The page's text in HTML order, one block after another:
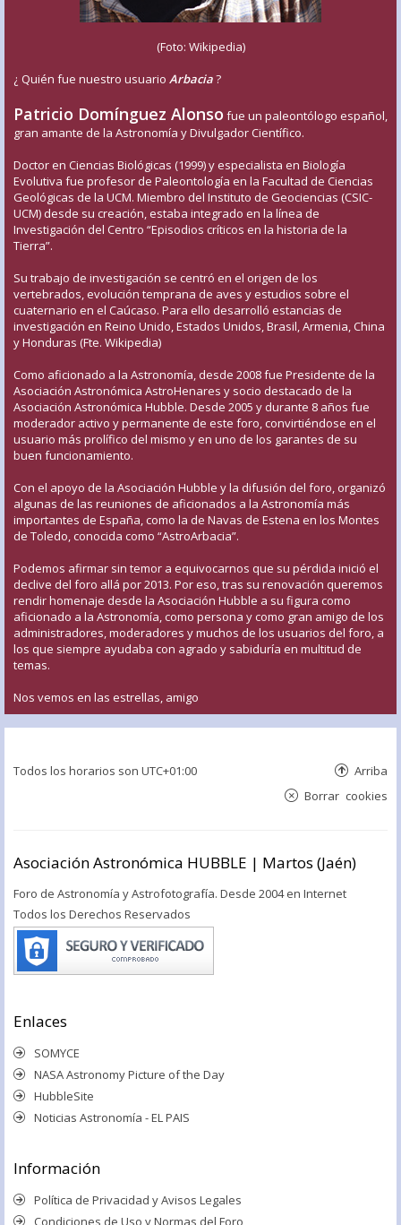
(Foto: Wikipedia)
¿ Quién fue nuestro usuario Arbacia?
Patricio Domínguez Alonso fue un paleontólogo español,
gran amante de la Astronomía y Divulgador Científico.
Doctor en Ciencias Biológicas (1999) y especialista en Biología
Evolutiva fue profesor de Paleontología en la Facultad de Ciencias
Geológicas de la UCM. Miembro del Instituto de Geociencias (CSIC-
UCM) desde su creación, estaba integrado en la línea de
Investigación del Centro “Episodios críticos en la historia de la
Tierra”.
Su trabajo de investigación se centró en el origen de los
vertebrados, evolución temprana de aves y estudios sobre el
cuaternario en el Caúcaso. Para ello desarrolló estancias de
investigación en Reino Unido, Estados Unidos, Brasil, Armenia, China
y Honduras (Fte. Wikipedia)
Como aficionado a la Astronomía, desde 2008 fue Presidente de la
Asociación Astronómica AstroHenares y socio destacado de la
Asociación Astronómica Hubble. Desde 2005 y durante 8 años fue
moderador activo y permanente de este foro, convirtiéndose en el
usuario más prolífico del mismo y en uno de los garantes de su
buen funcionamiento.
Con el apoyo de la Asociación Hubble y la difusión del foro, organizó
algunas de las reuniones de aficionados a la Astronomía más
importantes de España, como la de Navas de Estena en los Montes
de Toledo, conocida como “AstroArbacia”.
Podemos afirmar sin temor a equivocarnos que su pérdida inició el
declive del foro allá por 2013. Por eso, tras su renovación queremos
rendir homenaje desde la Asociación Hubble a su figura como
aficionado a la Astronomía, como persona y como gran amigo de los
administradores, moderadores y muchos de los usuarios del foro, a
los que siempre ayudaba con agrado y sabiduría en multitud de
temas.
Nos vemos en las estrellas, amigo
Todos los horarios son UTC+01:00 Arriba
Borrar cookies
Asociación Astronómica HUBBLE | Martos (Jaén)
Foro de Astronomía y Astrofotografía. Desde 2004 en Internet
Todos los Derechos Reservados
Enlaces
SOMYCE
NASA Astronomy Picture of the Day
HubbleSite
Noticias Astronomía - EL PAIS
Información
Política de Privacidad y Avisos Legales
Condiciones de Uso y Normas del Foro